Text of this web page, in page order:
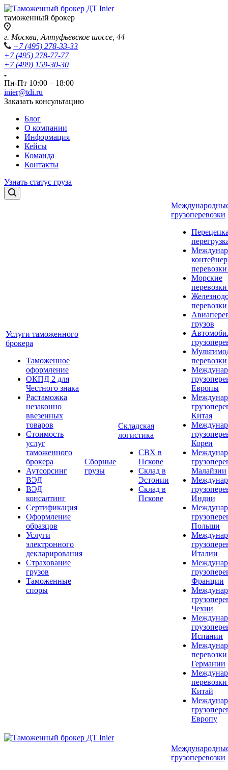
таможенный брокер
г. Москва, Алтуфьевское шоссе, 44
+7 (495) 278-33-33
+7 (495) 278-77-77
+7 (499) 159-30-30
Пн-Пт 10:00 – 18:00
inier@tdi.ru
Заказать консультацию
Блог
О компании
Информация
Кейсы
Команда
Контакты
Узнать статус груза
Услуги таможенного
брокера
Таможенное
оформление
ОКПД 2 для
Честного знака
Растаможка
незаконно
ввезенных
товаров
Стоимость
услуг
таможенного
брокера
Аутсорсинг
ВЭД
ВЭД
консалтинг
Сертификация
Оформление
образцов
Услуги
электронного
декларирования
Страхование
грузов
Таможенные
споры
Сборные
грузы
Складская
логистика
СВХ в
Пскове
Склад в
Эстонии
Склад в
Пскове
грузоперевозки
Морские
перевозки
грузов
перевозки
Европы
Китая
Кореи
Малайзии
Индии
Польши
Италии
Франции
Чехии
Испании
Германии
Китай
Европу
грузоперевозки